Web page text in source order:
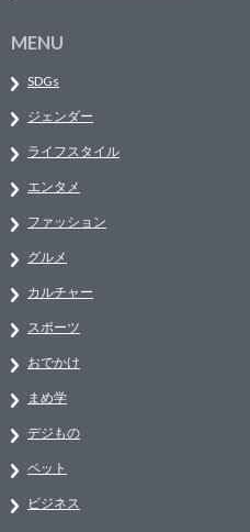
MENU
SDGs
ジェンダー
ライフスタイル
エンタメ
ファッション
グルメ
カルチャー
スポーツ
おでかけ
まめ学
デジもの
ペット
ビジネス